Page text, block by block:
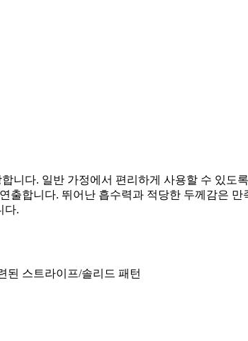
다. 일반 가정에서 편리하게 사용할 수 있도
합니다. 뛰어난 흡수력과 적당한 두께감은
다.
된 스트라이프/솔리드 패턴